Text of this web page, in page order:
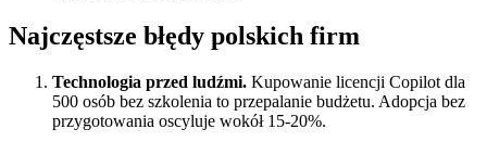
Najczęstsze błędy polskich firm
Technologia przed ludźmi. Kupowanie licencji Copilot dla
500 osób bez szkolenia to przepalanie budżetu. Adopcja bez
przygotowania oscyluje wokół 15-20%.